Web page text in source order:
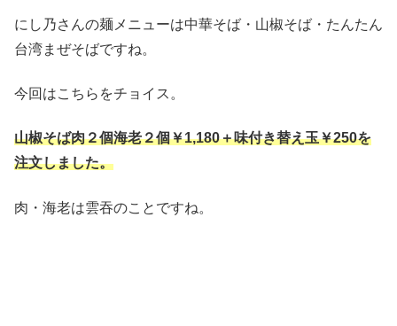
にし乃さんの麺メニューは中華そば・山椒そば・たんたん
台湾まぜそばですね。
今回はこちらをチョイス。
山椒そば肉２個海老２個￥1,180＋味付き替え玉￥250を
注文しました。
肉・海老は雲吞のことですね。